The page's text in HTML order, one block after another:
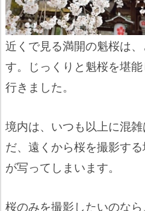
近くで見る満開の魁桜は
す。じっくりと魁桜を堪
行きました。
境内は、いつも以上に混
だ、遠くから桜を撮影す
が写ってしまいます。
桜のみを撮影したいのな